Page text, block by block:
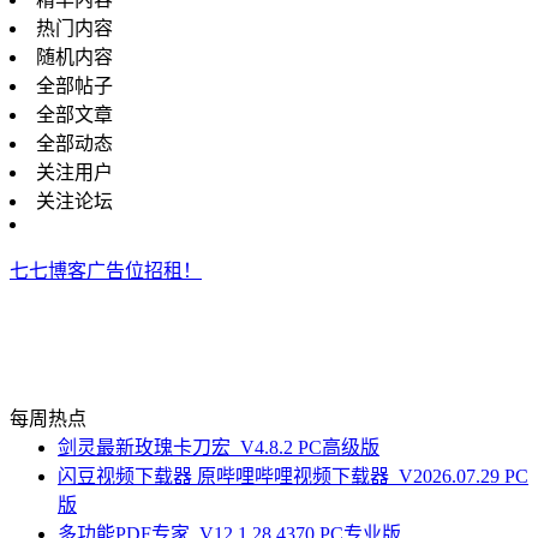
热门内容
随机内容
全部帖子
全部文章
全部动态
关注用户
关注论坛
七七博客广告位招租！
每周热点
剑灵最新玫瑰卡刀宏_V4.8.2 PC高级版
闪豆视频下载器 原哔哩哔哩视频下载器_V2026.07.29 PC
版
多功能PDF专家_V12.1.28.4370 PC专业版